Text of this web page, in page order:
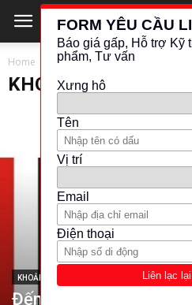
Home KHOẢNG CÁCH - VỊ TRÍ
KHOẢNG CÁCH - VỊ
KHOẢNG CÁCH - VỊ TRÍ
Đếm xung và đếm số